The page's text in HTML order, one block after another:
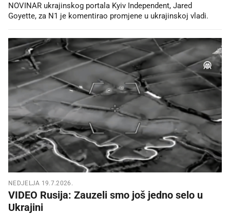
NOVINAR ukrajinskog portala Kyiv Independent, Jared
Goyette, za N1 je komentirao promjene u ukrajinskoj vladi.
NEDJELJA 19.7.2026.
VIDEO Rusija: Zauzeli smo još jedno selo u
Ukrajini